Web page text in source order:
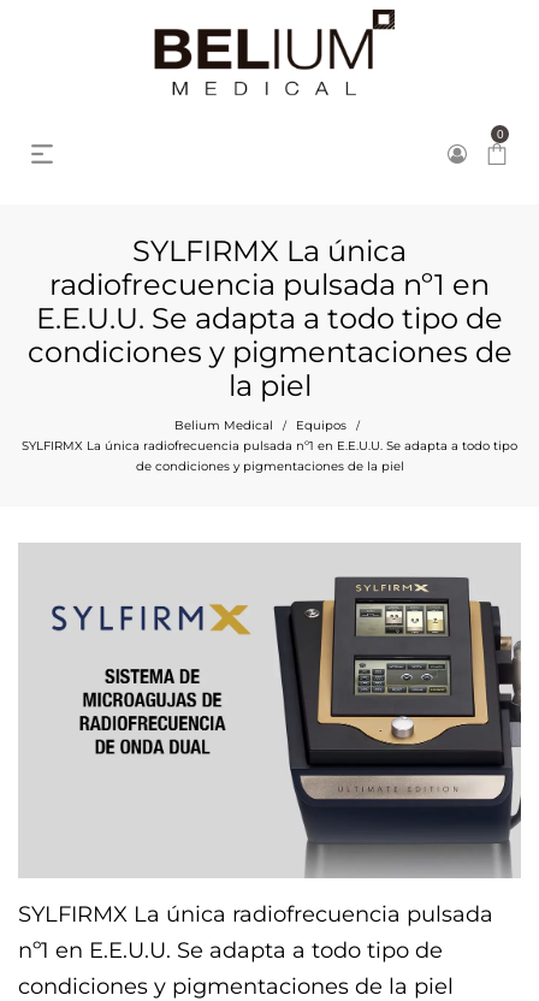
0
SYLFIRMX La única
radiofrecuencia pulsada nº1 en
E.E.U.U. Se adapta a todo tipo de
condiciones y pigmentaciones de
la piel
Belium Medical / Equipos /
SYLFIRMX La única radiofrecuencia pulsada nº1 en E.E.U.U. Se adapta a todo tipo
de condiciones y pigmentaciones de la piel
SYLFIRMX La única radiofrecuencia pulsada
nº1 en E.E.U.U. Se adapta a todo tipo de
condiciones y pigmentaciones de la piel